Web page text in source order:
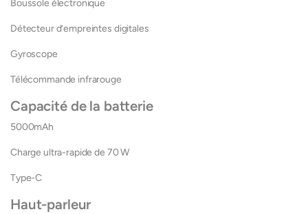
Boussole électronique
Détecteur d’empreintes digitales
Gyroscope
Télécommande infrarouge
Capacité de la batterie
5000mAh
Charge ultra-rapide de 70 W
Type-C
Haut-parleur